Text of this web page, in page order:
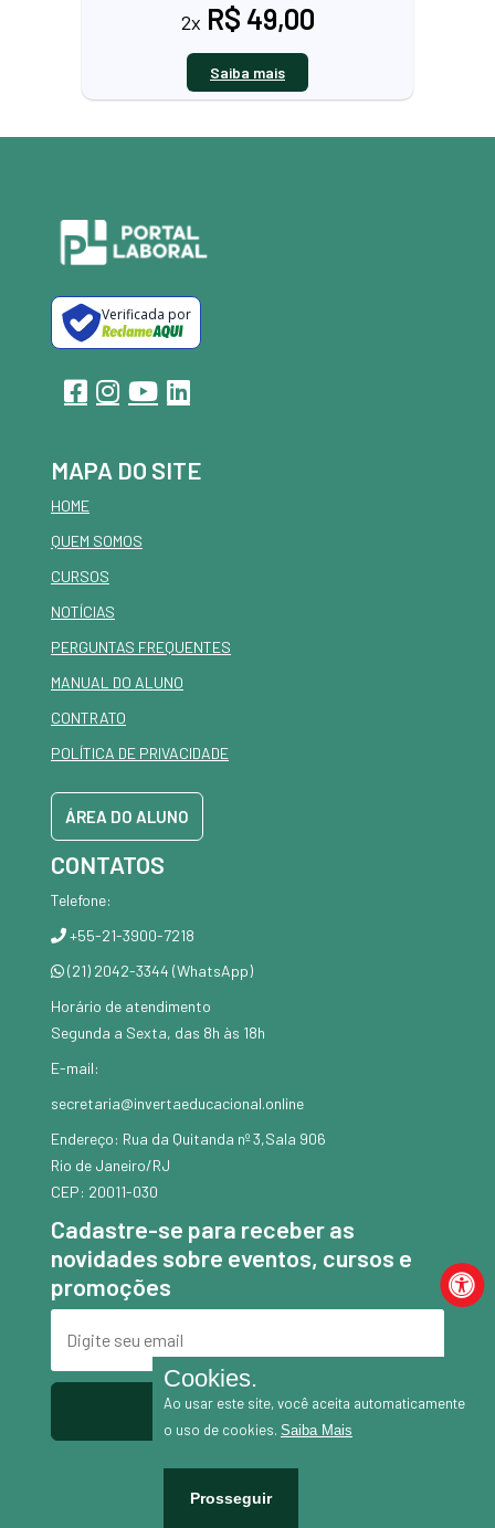
2x R$ 49,00
Saiba mais
Atendimento pelo Whatsapp
Verificada por
MAPA DO SITE
HOME
QUEM SOMOS
CURSOS
NOTÍCIAS
PERGUNTAS FREQUENTES
MANUAL DO ALUNO
CONTRATO
POLÍTICA DE PRIVACIDADE
ÁREA DO ALUNO
CONTATOS
Telefone:
+55-21-3900-7218
(21) 2042-3344 (WhatsApp)
Horário de atendimento
Segunda a Sexta, das 8h às 18h
E-mail:
secretaria@invertaeducacional.online
Endereço: Rua da Quitanda nº 3,Sala 906
Rio de Janeiro/RJ
CEP: 20011-030
Cadastre-se para receber as
novidades sobre eventos, cursos e
promoções
Enviar
Cookies.
Ao usar este site, você aceita automaticamente
o uso de cookies. Saiba Mais
Prosseguir